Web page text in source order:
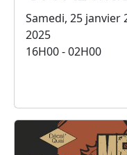
Samedi, 25 janvier
2025
16H00 - 02H00